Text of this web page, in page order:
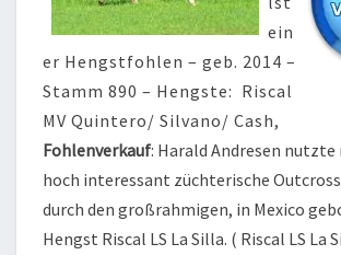
ein
er Hengstfohlen – geb. 2014 –
Stamm 890 – Hengste: Riscal
MV Quintero/ Silvano/ Cash,
Fohlenverkauf: Harald Andresen
hoch interessant züchterische
durch den großrahmigen, in Mexico
Hengst Riscal LS La Silla. ( Riscal LS La